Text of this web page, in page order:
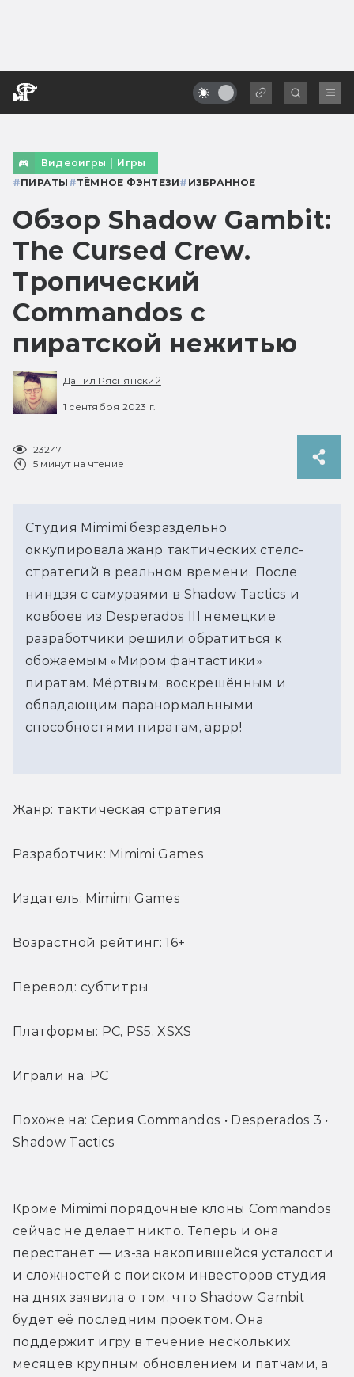
Видеоигры | Игры
#ПИРАТЫ #ТЁМНОЕ ФЭНТЕЗИ# ИЗБРАННОЕ
Обзор Shadow Gambit:
The Cursed Crew.
Тропический
Commandos с
пиратской нежитью
Данил Ряснянский
1 сентября 2023 г.
23247
5 минут на чтение
Студия Mimimi безраздельно
оккупировала жанр тактических стелс-
стратегий в реальном времени. После
ниндзя с самураями в Shadow Tactics и
ковбоев из Desperados III немецкие
разработчики решили обратиться к
обожаемым «Миром фантастики»
пиратам. Мёртвым, воскрешённым и
обладающим паранормальными
способностями пиратам, аррр!
Жанр: тактическая стратегия
Разработчик: Mimimi Games
Издатель: Mimimi Games
Возрастной рейтинг: 16+
Перевод: субтитры
Платформы: PC, PS5, XSXS
Играли на: PC
Похоже на: Серия Commandos • Desperados 3 •
Shadow Tactics
Кроме Mimimi порядочные клоны Commandos
сейчас не делает никто. Теперь и она
перестанет — из-за накопившейся усталости
и сложностей с поиском инвесторов студия
на днях заявила о том, что Shadow Gambit
будет её последним проектом. Она
поддержит игру в течение нескольких
месяцев крупным обновлением и патчами, а